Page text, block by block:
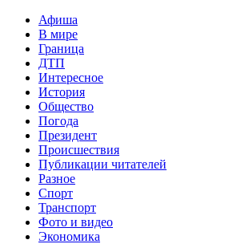
Афиша
В мире
Граница
ДТП
Интересное
История
Общество
Погода
Президент
Происшествия
Публикации читателей
Разное
Спорт
Транспорт
Фото и видео
Экономика